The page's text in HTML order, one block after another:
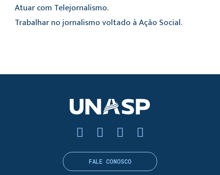
Atuar com Telejornalismo.
Trabalhar no jornalismo voltado à Ação Social.
FALE CONOSCO